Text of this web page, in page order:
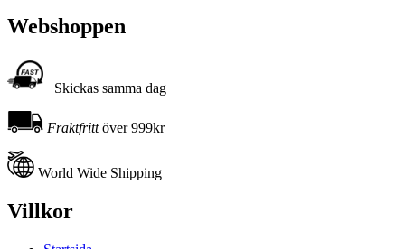
Webshoppen
Skickas samma dag
Fraktfrittöver 999kr
World Wide Shipping
Villkor